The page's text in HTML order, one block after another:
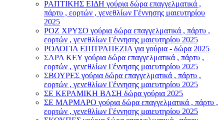
ΡΑΠΤΙΚΗΣ ΕΙΔΗ γούρια δώρα επαγγελματικά ,
πάρτυ , εορτών , γενεθλίων Γέννησης μαιευτηρίου
2025
ΡΟΖ ΧΡΥΣΟ γούρια δώρα επαγγελματικά , πάρτυ ,
εορτών , γενεθλίων Γέννησης μαιευτηρίου 2025
ΡΟΛΟΓΙΑ ΕΠΙΤΡΑΠΕΖΙΑ για γούρια - δώρα 2025
ΣΑΡΑ ΚΕΥ γούρια δώρα επαγγελματικά , πάρτυ ,
εορτών , γενεθλίων Γέννησης μαιευτηρίου 2025
ΣΒΟΥΡΕΣ γούρια δώρα επαγγελματικά , πάρτυ ,
εορτών , γενεθλίων Γέννησης μαιευτηρίου 2025
ΣΕ ΚΕΡΑΜΙΚΗ ΒΑΣΗ δώρα γούρια 2025
ΣΕ ΜΑΡΜΑΡΟ γούρια δώρα επαγγελματικά , πάρτυ ,
εορτών , γενεθλίων Γέννησης μαιευτηρίου 2025